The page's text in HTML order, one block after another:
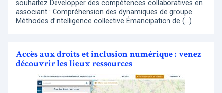
souhaitez Développer des compétences collaboratives en
associant : Compréhension des dynamiques de groupe
Méthodes d’intelligence collective Émancipation de (…)
Accès aux droits et inclusion numérique : venez
découvrir les lieux ressources